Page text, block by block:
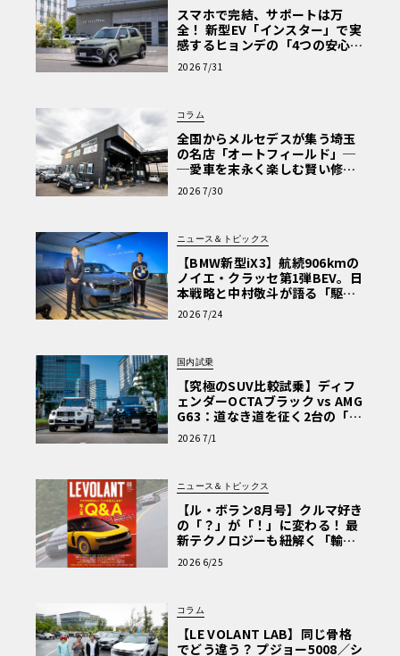
スマホで完結、サポートは万
全！ 新型EV「インスター」で実
感するヒョンデの「4つの安心」
【第1回・ヒョンデ6つの疑問：
Why? Hyundai?】〈PR〉
2026 7/31
コラム
全国からメルセデスが集う埼玉
の名店「オートフィールド」─
─愛車を末永く楽しむ賢い修理
術と、プロがフックス製オイル
を選ぶ理由〈PR〉
2026 7/30
ニュース＆トピックス
【BMW新型iX3】航続906kmの
ノイエ・クラッセ第1弾BEV。日
本戦略と中村敬斗が語る「駆け
ぬける歓び」
2026 7/24
国内試乗
【究極のSUV比較試乗】ディフ
ェンダーOCTAブラック vs AMG
G63：道なき道を征く2台の「対
極的アプローチ」
2026 7/1
ニュース＆トピックス
【ル・ボラン8月号】クルマ好き
の「？」が「！」に変わる！ 最
新テクノロジーも紐解く「輸入
車Q&A」
2026 6/25
コラム
【LE VOLANT LAB】同じ骨格
でどう違う？ プジョー5008／シ